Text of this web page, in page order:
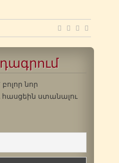
նոր
հասցեին ստանալու